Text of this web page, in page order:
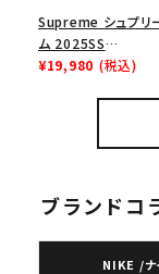
Supreme シュプリ
ム 2025SS
Homerun Tee ホー
¥19,980 (税込)
ブランドコ
NIKE /ナ